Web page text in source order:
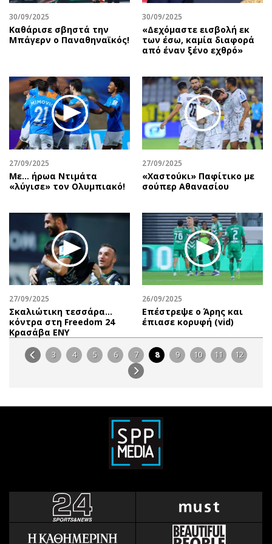
30/09/2025
Καθάρισε σβηστά την
Μπάγερν ο Παναθηναϊκός!
30/09/2025
«Δεχόμαστε εισβολή εκ
των έσω, καμία διαφορά
από έναν ξένο εχθρό»
27/09/2025
Με… ήρωα Ντιμάτα
«λύγισε» τον Ολυμπιακό!
27/09/2025
«Χαστούκι» Παφίτικο με
σούπερ Αθανασίου
27/09/2025
Σκαλιώτικη τεσσάρα…
κόντρα στη Freedom 24
Κρασάβα ΕΝΥ
26/09/2025
Επέστρεψε ο Άρης και
έπιασε κορυφή (vid)
3 4 5 6 7 8 9 10 11 12